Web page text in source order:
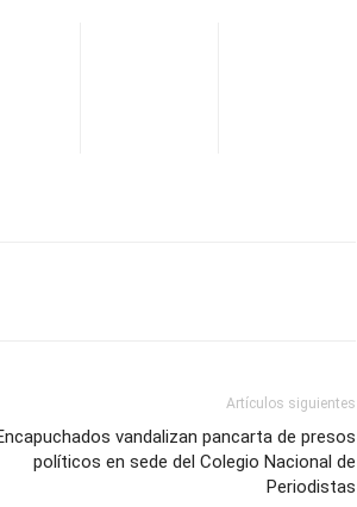
Artículos siguientes
vandalizan pancarta de presos
políticos en sede del Colegio Nacional de
Periodistas